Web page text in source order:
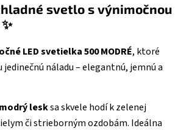
svetlo s výnimočnou
LED svetielka 500 MODRÉ, ktoré
náladu – elegantnú, jemnú a
modrý lesksa skvele hodí k zelenej
či strieborným ozdobám. Ideálna